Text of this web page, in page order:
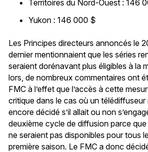
Territoires du Nord-Ouest : 146
Yukon : 146 000 $
Les Principes directeurs annoncés le
dernier mentionnaient que les séries
seraient dorénavant plus éligibles à la
lors, de nombreux commentaires ont
FMC à l’effet que l’accès à cette
critique dans le cas où un télédiffuseur
encore décidé s’il allait ou non
deuxième cycle de diffusion parce
ne seraient pas disponibles pour tous
première saison. Le FMC a donc